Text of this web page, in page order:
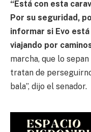
“Está con esta
Por su seguridad,
informar si Evo
viajando por
marcha, que lo
tratan de
bala”, dijo el senador.